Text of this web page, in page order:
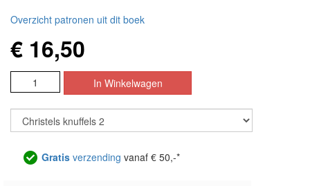
Overzicht patronen uit dit boek
€ 16,50
Gratis verzending vanaf € 50,-*